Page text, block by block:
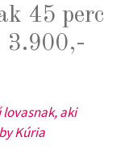
45 perc
3.900,-
aki
Kúria